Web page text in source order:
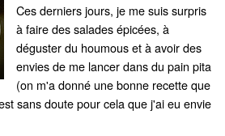
Ces derniers jours, je me suis surpris
à faire des salades épicées, à
déguster du houmous et à avoir des
envies de me lancer dans du pain pita
(on m'a donné une bonne recette que
sans doute pour cela que j'ai eu envie